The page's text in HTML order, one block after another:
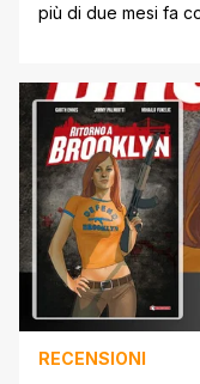
più di due mesi fa
proprio quando la
giro di boa
RECENSIONI